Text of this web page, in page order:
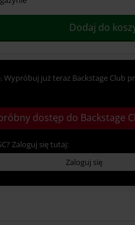
Dodaj do
Wypróbuj już teraz Backstage Club
dostęp do Backstage
Zaloguj się tutaj:
Zaloguj się